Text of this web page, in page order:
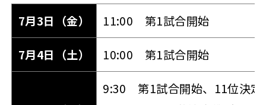
7月3日（金） 11:00 第1試合開始
7月4日（土） 10:00 第1試合開始
9:30 第1試合開始、11位決定